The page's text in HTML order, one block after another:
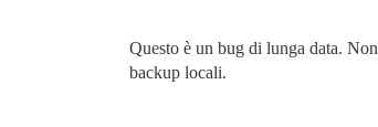
Questo è un bug di lunga data.
backup locali.